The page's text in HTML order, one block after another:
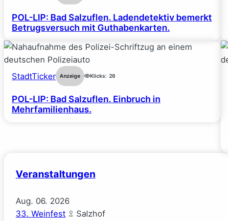
POL-LIP: Bad Salzuflen. Ladendetektiv bemerkt
Betrugsversuch mit Guthabenkarten.
StadtTicker Anzeige Klicks: 26
POL-LIP: Bad Salzuflen. Einbruch in
Mehrfamilienhaus.
Veranstaltungen
Aug. 06. 2026
33. Weinfest
Salzhof